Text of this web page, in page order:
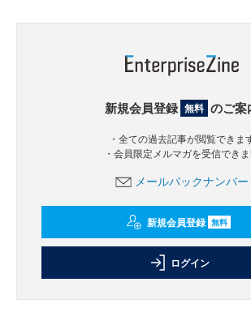
新規会員登録 無料 のご案
・全ての過去記事が閲覧できま
・会員限定メルマガを受信でき
メールバックナンバー
新規会員登録 無料
ログイン